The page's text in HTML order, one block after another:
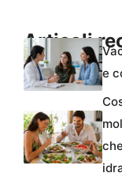
Articoli
e